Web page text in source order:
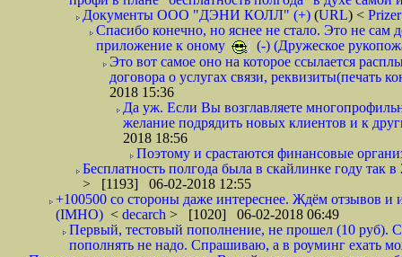
Документы ООО "ДЭНИ КОЛЛ" (+) (URL) <
Спасибо конечно, но яснее не стало. Это не сам
приложение к оному
(-) (Дружеское
Это вот самое оно на которое ссылается
договора о услугах связи, реквизиты(печать
2018 15:36
Да уж. Если Вы возглавляете
желание подрядить новых клиентов и к
2018 18:56
Поэтому и срастаются финансовые
Бесплатность полгода была в скайлинке году
> [1193] 06-02-2018 12:55
+100500 со стороны даже интереснее. Ждём отзывов и
(IMHO) < decarch > [1020] 06-02-2018 06:49
Первый, тестовый пополнение, не прошел (10 руб).
пополнять не надо. Спрашиваю, а в роуминг ехать